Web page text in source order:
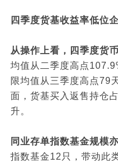
四季度货基收益率低位
从操作上看，四季度货
均值从二季度高点
限均值从三季度高点79
面，货基买入返售持仓
升。
同业存单指数基金规模亦
指数基金12只，带动此